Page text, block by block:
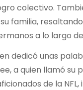
colectivo.
familia,
a lo largo
dedicó unas
a quien llamó su
de la